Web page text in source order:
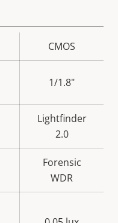
CMOS
1/1.8"
Lightfinder
2.0
Forensic
WDR